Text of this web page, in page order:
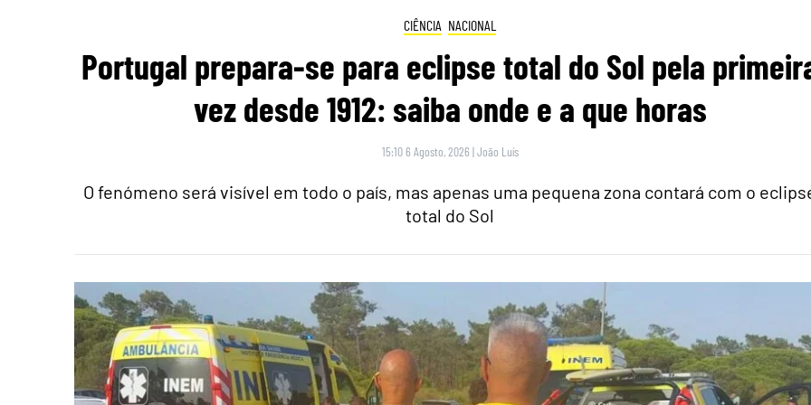
CIÊNCIA NACIONAL
Portugal prepara-se para eclipse total do Sol pela
vez desde 1912: saiba onde e a que horas
15:10 6 Agosto, 2026 |João Luís
O fenómeno será visível em todo o país, mas apenas uma pequena zona contará com o
total do Sol